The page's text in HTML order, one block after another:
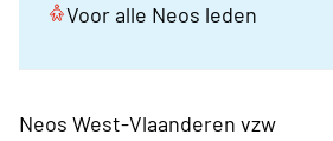
Voor alle Neos leden
Neos West-Vlaanderen vzw